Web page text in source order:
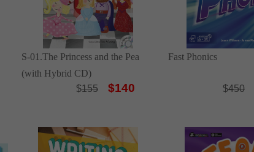
S-01.The Princess and the Pea
(with Hybrid CD)
$155 $140
Fast Phonics
$450